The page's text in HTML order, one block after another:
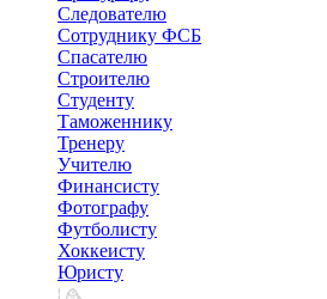
Следователю
Сотруднику ФСБ
Спасателю
Строителю
Студенту
Таможеннику
Тренеру
Учителю
Финансисту
Фотографу
Футболисту
Хоккеисту
Юристу